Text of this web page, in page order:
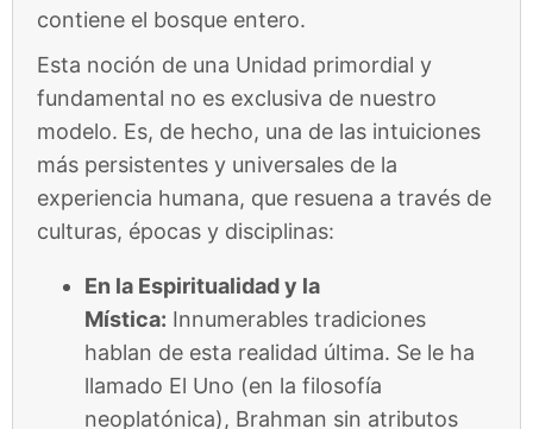
contiene el bosque entero.
Esta noción de una Unidad primordial y
fundamental no es exclusiva de nuestro
modelo. Es, de hecho, una de las intuiciones
más persistentes y universales de la
experiencia humana, que resuena a través de
culturas, épocas y disciplinas:
En la Espiritualidad y la
Mística: Innumerables tradiciones
hablan de esta realidad última. Se le ha
llamado El Uno (en la filosofía
neoplatónica), Brahman sin atributos